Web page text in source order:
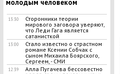
молодым человеком
13:30
Сторонники теории
мирового заговора уверяют,
что Леди Гага является
сатанисткой
13:00
Стало известно о страстном
романе Ксении Собчак с
сыном Михаила Боярского,
Сергеем, - СМИ
12:39
Алла Пугачева бессовестно